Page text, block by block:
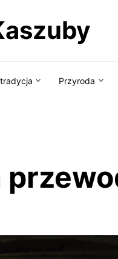
Przyroda